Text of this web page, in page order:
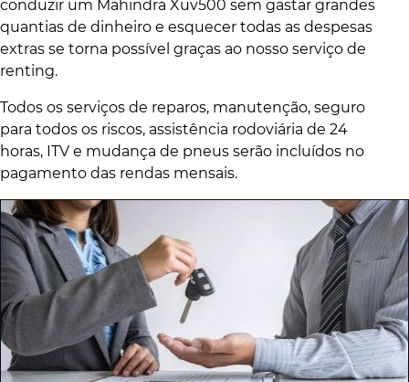
conduzir um Mahindra Xuv500 sem gastar grandes
quantias de dinheiro e esquecer todas as despesas
extras se torna possível graças ao nosso serviço de
renting.
Todos os serviços de reparos, manutenção, seguro
para todos os riscos, assistência rodoviária de 24
horas, ITV e mudança de pneus serão incluídos no
pagamento das rendas mensais.